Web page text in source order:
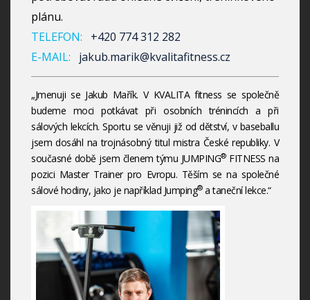
plánu.
TELEFON:
+420 774 312 282
E-MAIL:
jakub.marik@kvalitafitness.cz
„Jmenuji se Jakub Mařík. V KVALITA fitness se společně
budeme moci potkávat při osobních trénincích a při
sálových lekcích. Sportu se věnuji již od dětství, v baseballu
jsem dosáhl na trojnásobný titul mistra České republiky. V
současné době jsem členem týmu JUMPING®FITNESS na
pozici Master Trainer pro Evropu. Těším se na společné
sálové hodiny, jako je například Jumping®a taneční lekce.“